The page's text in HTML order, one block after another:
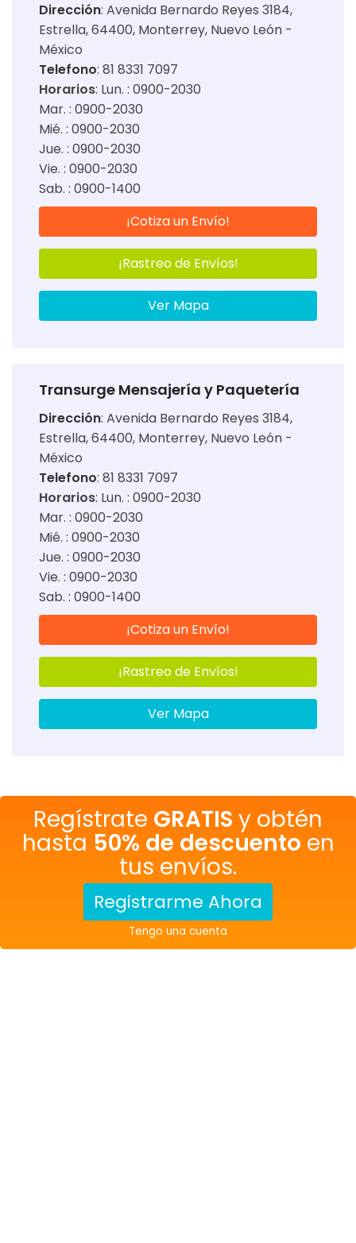
Dirección: Avenida Bernardo Reyes 3184,
Estrella, 64400, Monterrey, Nuevo León -
México
Telefono: 81 8331 7097
Horarios: Lun. : 0900-2030
Mar. : 0900-2030
Mié. : 0900-2030
Jue. : 0900-2030
Vie. : 0900-2030
Sab. : 0900-1400
¡Cotiza un Envío!
¡Rastreo de Envíos!
Ver Mapa
Transurge Mensajería y Paquetería
Dirección: Avenida Bernardo Reyes 3184,
Estrella, 64400, Monterrey, Nuevo León -
México
Telefono: 81 8331 7097
Horarios: Lun. : 0900-2030
Mar. : 0900-2030
Mié. : 0900-2030
Jue. : 0900-2030
Vie. : 0900-2030
Sab. : 0900-1400
¡Cotiza un Envío!
¡Rastreo de Envíos!
Ver Mapa
Regístrate GRATIS y obtén
hasta 50% de descuento en
tus envíos.
Registrarme Ahora
Tengo una cuenta